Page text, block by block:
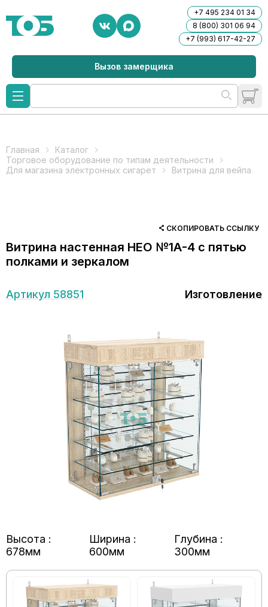
+7 495 234 01 34
8 (800) 301 06 94
+7 (993) 617-42-27
Вызов замерщика
Главная
Каталог
Торговое оборудование по типам деятельности
Для магазина электронных сигарет
Витрина для вейпа
СКОПИРОВАТЬ ССЫЛКУ
Витрина настенная НЕО №1А-4 с пятью
полками и зеркалом
Артикул 58851 Изготовление
Высота :
678мм
Ширина :
600мм
Глубина :
300мм